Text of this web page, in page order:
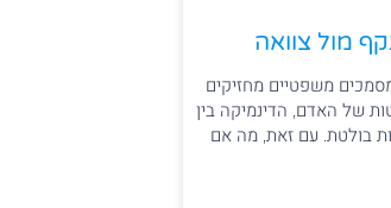
מול צוואה
משפטיים מחזיקים
של האדם, הדינמיקה בין
בולטת. עם זאת, מה אם